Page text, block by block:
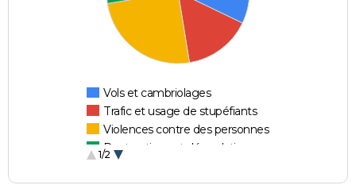
Vols et cambriolages
Trafic et usage de stupéfiants
Violences contre des personnes
Destructions et dégradations
1/2